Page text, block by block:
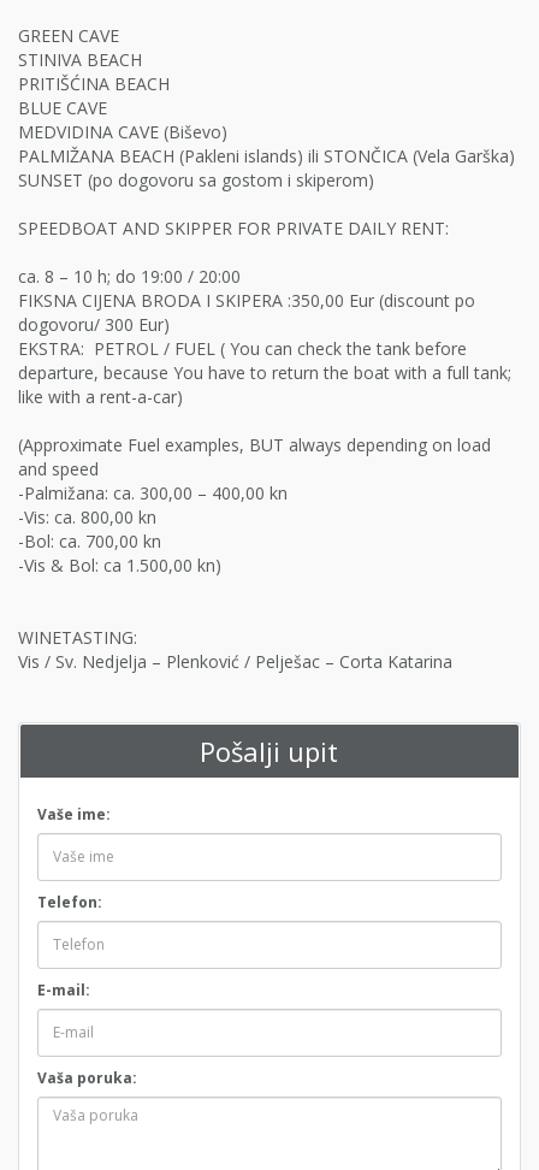
GREEN CAVE
STINIVA BEACH
PRITIŠĆINA BEACH
BLUE CAVE
MEDVIDINA CAVE (Biševo)
PALMIŽANA BEACH (Pakleni islands) ili STONČICA (Vela Garška)
SUNSET (po dogovoru sa gostom i skiperom)
SPEEDBOAT AND SKIPPER FOR PRIVATE DAILY RENT:
ca. 8 – 10 h; do 19:00 / 20:00
FIKSNA CIJENA BRODA I SKIPERA :350,00 Eur (discount po
dogovoru/ 300 Eur)
EKSTRA: PETROL / FUEL ( You can check the tank before
departure, because You have to return the boat with a full tank;
like with a rent-a-car)
(Approximate Fuel examples, BUT always depending on load
and speed
-Palmižana: ca. 300,00 – 400,00 kn
-Vis: ca. 800,00 kn
-Bol: ca. 700,00 kn
-Vis & Bol: ca 1.500,00 kn)
WINETASTING:
Vis / Sv. Nedjelja – Plenković / Pelješac – Corta Katarina
Pošalji upit
Vaše ime:
Telefon:
E-mail:
Vaša poruka: